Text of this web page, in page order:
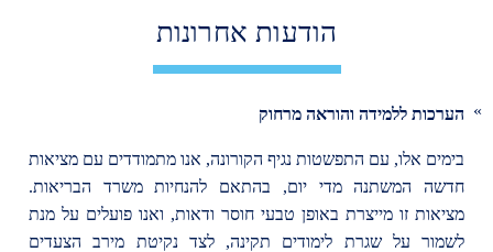
הודעות אחרונות
הערכות ללמידה והוראה מרחוק
בימים אלו, עם התפשטות נגיף הקורונה, אנו מתמודדים עם מציאות
חדשה המשתנה מדי יום, בהתאם להנחיות משרד הבריאות.
מציאות זו מייצרת באופן טבעי חוסר ודאות, ואנו פועלים על מנת
לשמור על שגרת לימודים תקינה, לצד נקיטת מירב הצעדים